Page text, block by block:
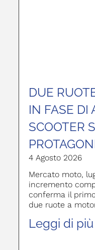
DUE
IN FASE DI
SCOOTER
4 Agosto 2026
Mercato moto,
incremento
conferma il
due ruote a
Leggi di più